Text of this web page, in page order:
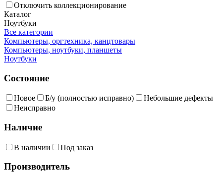
Отключить коллекционирование
Каталог
Ноутбуки
Все категории
Компьютеры, оргтехника, канцтовары
Компьютеры, ноутбуки, планшеты
Ноутбуки
Состояние
Новое Б/у (полностью исправно)
Небольшие дефекты
Неисправно
Наличие
В наличии Под заказ
Производитель